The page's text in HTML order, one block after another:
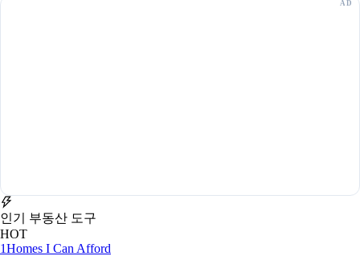
인기 부동산 도구
HOT
1Homes I Can Afford